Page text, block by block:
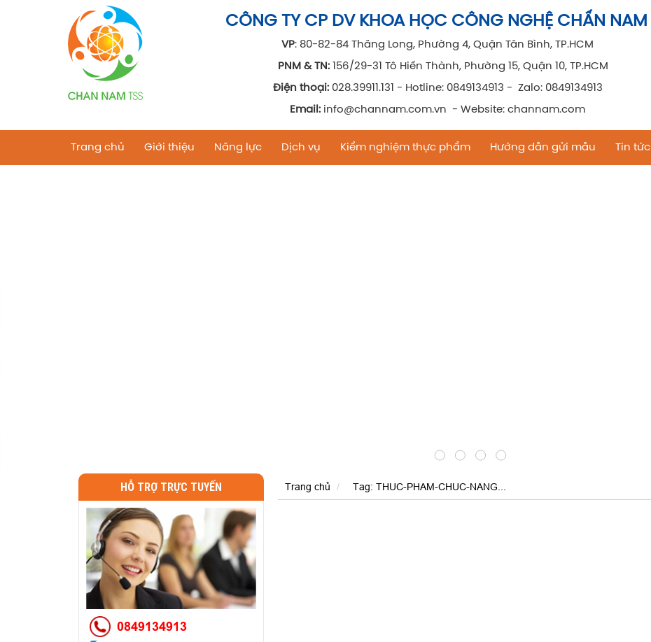
CÔNG TY CP DV KHOA HỌC CÔNG NGHỆ CHẤN NAM
VP: 80-82-84 Thăng Long, Phường 4, Quận Tân Bình, TP.HCM
PNM & TN: 156/29-31 Tô Hiến Thành, Phường 15, Quận 10, TP.HCM
Điện thoại:028.39911.131 - Hotline: 0849134913 - Zalo: 0849134913
Email: info@channam.com.vn - Website: channam.com
Trang chủ Giới thiệu Năng lực Dịch vụ Kiểm nghiệm thực phẩm Hướng dẫn gửi mẫu Tin tức
HỖ TRỢ TRỰC TUYẾN
0849134913
Trang chủ Tag: THUC-PHAM-CHUC-NANG...